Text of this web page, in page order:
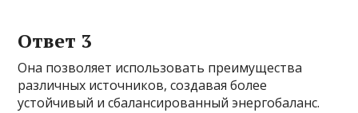
Ответ 3
Она позволяет использовать преимущества
различных источников, создавая более
устойчивый и сбалансированный энергобаланс.